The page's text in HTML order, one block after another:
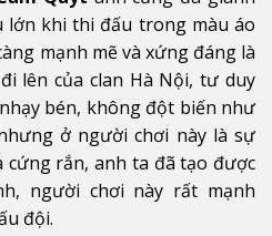
lớn khi thi đấu trong màu áo
mạnh mẽ và xứng đáng là
lên của clan Hà Nội, tư duy
bén, không đột biến như
ở người chơi này là sự
cứng rắn, anh ta đã tạo được
người chơi này rất mạnh
đội.